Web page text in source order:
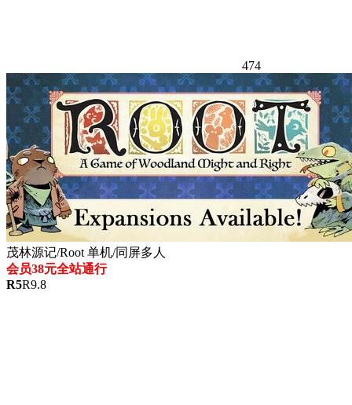
474
茂林源记/Root 单机/同屏多人
会员38元全站通行
R5R9.8